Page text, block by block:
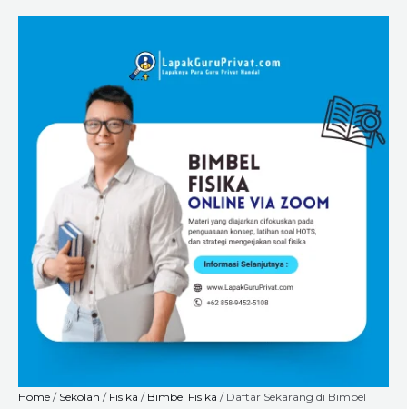
Home / Sekolah / Fisika / Bimbel Fisika / Daftar Sekarang di Bimbel
through
Terbaik
Hanya
LapakGuruPrivat.